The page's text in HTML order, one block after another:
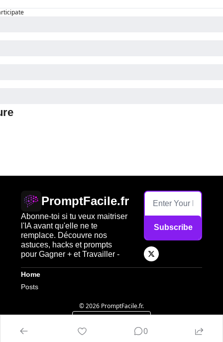
PromptFacile.fr
Abonne-toi si tu veux maitriser
l'IA avant qu'elle ne te
remplace. Découvre nos
astuces, hacks et prompts
pour Gagner + et Travailler -
Subscribe
Home
Posts
© 2026 PromptFacile.fr.
0